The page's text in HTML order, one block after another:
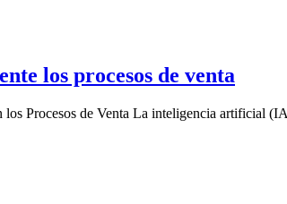
los procesos de venta
Procesos de Venta La inteligencia artificial